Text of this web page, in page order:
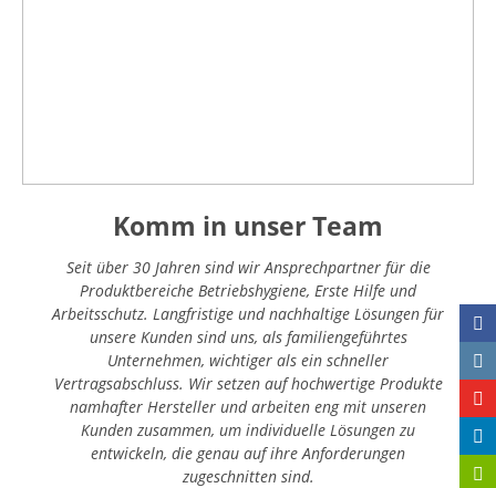
Komm in unser Team
Seit über 30 Jahren sind wir Ansprechpartner für die
Produktbereiche Betriebshygiene, Erste Hilfe und
Arbeitsschutz. Langfristige und nachhaltige Lösungen für
unsere Kunden sind uns, als familiengeführtes
Unternehmen, wichtiger als ein schneller
Vertragsabschluss. Wir setzen auf hochwertige Produkte
namhafter Hersteller und arbeiten eng mit unseren
Kunden zusammen, um individuelle Lösungen zu
entwickeln, die genau auf ihre Anforderungen
zugeschnitten sind.